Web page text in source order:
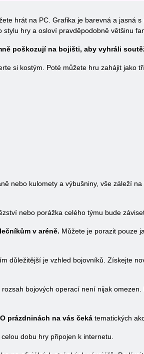
hrát na PC. Grafika je barevná a jasná s
hry a osloví pravděpodobně většinu
poškozují na bojišti, aby vyhráli
si kostým. Poté můžete hru zahájit jako
nebo kulomety a výbušniny, vše záleží
nebo porážka celého týmu bude
v aréně. Můžete je porazit pouze
důležitější je vzhled bojovníků. Získejte
bojových operací není nijak
prázdninách na vás čeká tematických
dobu hry připojen k internetu.